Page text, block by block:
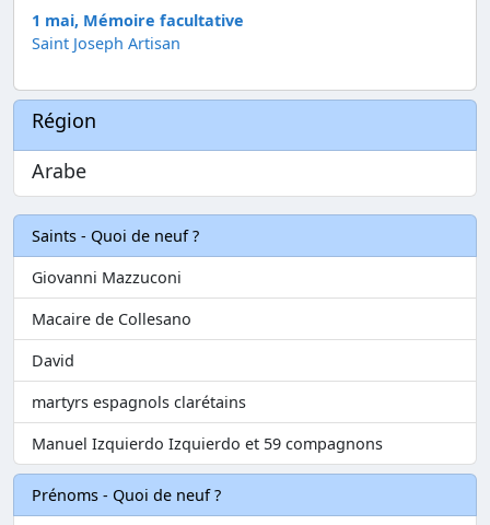
1 mai, Mémoire facultative
Saint Joseph Artisan
Région
Arabe
Saints - Quoi de neuf ?
Giovanni Mazzuconi
Macaire de Collesano
David
martyrs espagnols clarétains
Manuel Izquierdo Izquierdo et 59 compagnons
Prénoms - Quoi de neuf ?